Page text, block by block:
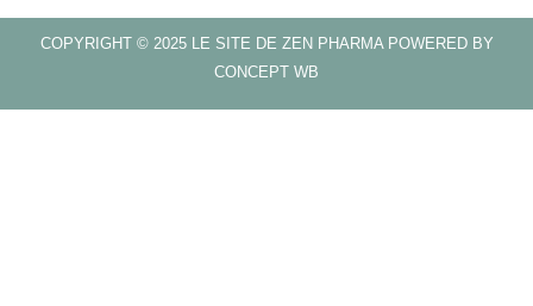
COPYRIGHT © 2025 LE SITE DE ZEN PHARMA POWERED BY
CONCEPT WB